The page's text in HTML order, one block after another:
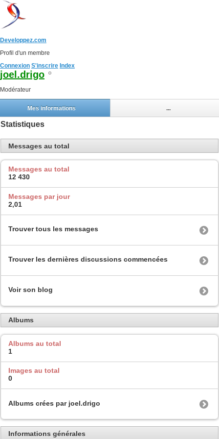
Developpez.com
Profil d'un membre
Connexion S'inscrire Index
joel.drigo
Modérateur
Mes informations ...
Statistiques
Messages au total
Messages au total
12 430
Messages par jour
2,01
Trouver tous les messages
Trouver les dernières discussions commencées
Voir son blog
Albums
Albums au total
1
Images au total
0
Albums crées par joel.drigo
Informations générales